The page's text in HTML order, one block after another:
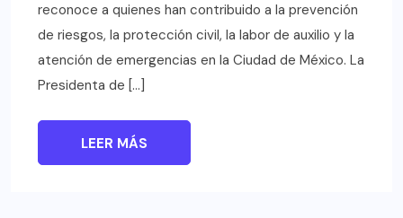
reconoce a quienes han contribuido a la prevención
de riesgos, la protección civil, la labor de auxilio y la
atención de emergencias en la Ciudad de México. La
Presidenta de […]
LEER MÁS